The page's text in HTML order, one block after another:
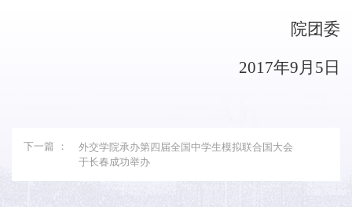
院团委
2017年9月 5 日
下一篇 ：
外交学院承办第四届全国中学生模拟联合国大会
于长春成功举办